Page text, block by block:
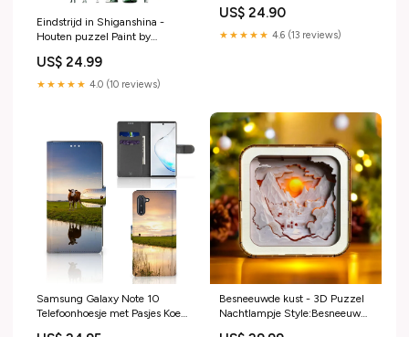
Eindstrijd in Shiganshina -
Houten puzzel Paint by
US$ 24.99
★★★★★ 4.0 (10 reviews)
US$ 24.90
★★★★★ 4.6 (13 reviews)
Samsung Galaxy Note 10
Telefoonhoesje met Pasjes Koe
Besneeuwde kust - 3D Puzzel
Nachtlampje Style:Besneeuwde